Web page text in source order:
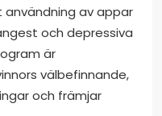
användning av appar
och depressiva
är
välbefinnande,
och främjar